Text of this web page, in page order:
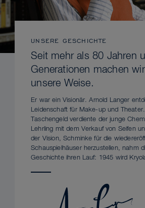
UNSERE GESCHICHTE
Seit mehr als 80 Jahren
Generationen machen
unsere Weise.
Er war ein Visionär. Arnold Langer
Leidenschaft für Make-up und
Taschengeld verdiente der junge
Lehrling mit dem Verkauf von Seifen
der Vision, Schminke für die
Schauspielhäuser herzustellen, nahm
Geschichte ihren Lauf: 1945 wird